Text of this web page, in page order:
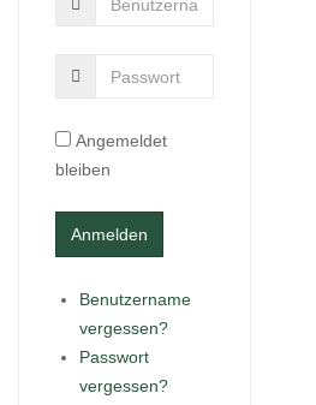
Angemeldet
bleiben
Benutzername
vergessen?
Passwort
vergessen?